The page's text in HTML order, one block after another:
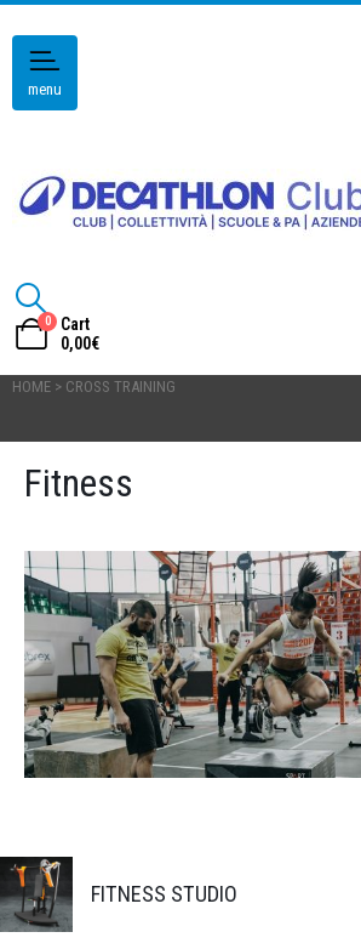
menu
0
Cart
0,00€
HOME > CROSS TRAINING
Fitness
FITNESS STUDIO